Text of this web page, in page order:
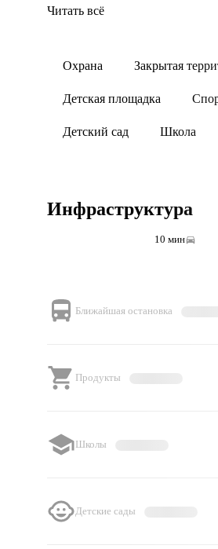
террасами и патио, евроформат
• Дизайнерские лобби •
велосипедные • Панорамные
увеличенные проёмы •
предчистовая, с ремонтом •
Читать всё
Охрана Закрытая
Детская площадка
Детский сад Школа
Инфраструктура
10 мин
Ближайшая остановка
Продукты
Школы
Детские сады